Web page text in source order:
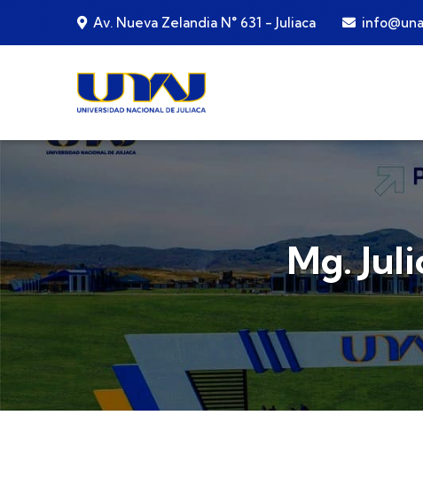
Pasar al contenido principal
Av. Nueva Zelandia N° 631 - Juliaca
Mg.